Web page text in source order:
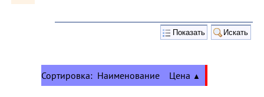
Сортировка: Наименование Цена ▲